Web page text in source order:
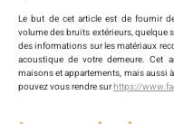
Le but de cet article est de fournir
volume des bruits extérieurs, quelque
des informations sur les matériaux
acoustique de votre demeure. Cet
maisons et appartements, mais aussi
pouvez vous rendre surhttps://